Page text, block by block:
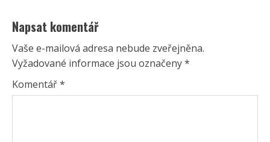
Napsat komentář
Vaše e-mailová adresa nebude zveřejněna.
Vyžadované informace jsou označeny*
Komentář*